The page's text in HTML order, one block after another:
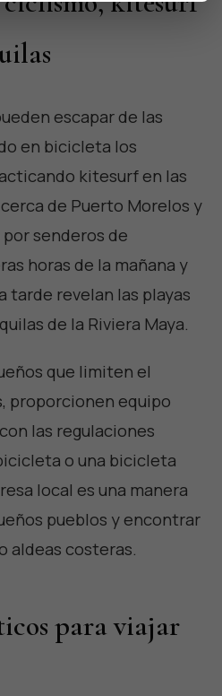
escapar de las
en bicicleta los
kitesurf en las
de Puerto Morelos y
senderos de
horas de la mañana y
tarde revelan las playas
de la Riviera Maya.
que limiten el
proporcionen equipo
las regulaciones
o una bicicleta
local es una manera
pueblos y encontrar
aldeas costeras.
para viajar